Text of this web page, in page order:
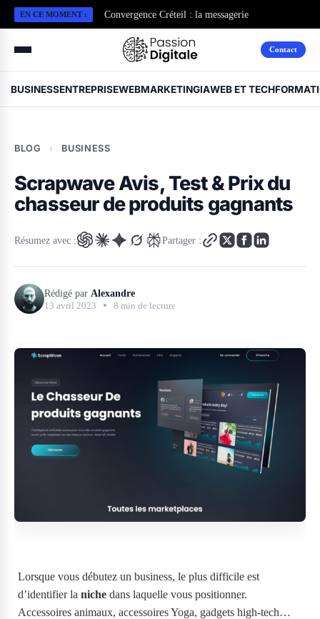
EN CE MOMENT :
Convergence Créteil : la messagerie
professionnelle de l’Académie
Contact
BUSINESSENTREPRISEWEBMARKETINGIAWEB ET TECH
BLOG › BUSINESS
Scrapwave Avis, Test & Prix du
chasseur de produits gagnants
Résumez avec : Partager :
Rédigé par Alexandre
13 avril 2023 • 8 min de lecture
Lorsque vous débutez un business, le plus difficile est
d’identifier la niche dans laquelle vous positionner.
Accessoires animaux, accessoires Yoga, gadgets high-tech…